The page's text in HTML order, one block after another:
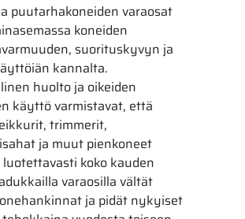
puutarhakoneiden varaosat
koneiden
suorituskyvyn ja
kannalta.
huolto ja oikeiden
käyttö varmistavat, että
trimmerit,
ja muut pienkoneet
koko kauden
varaosilla vältät
ja pidät nykyiset